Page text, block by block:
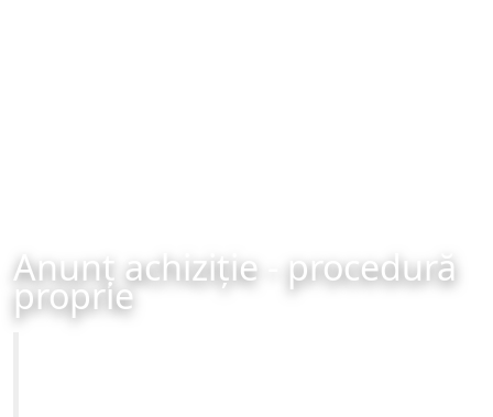
Anunț achiziție - procedură
proprie